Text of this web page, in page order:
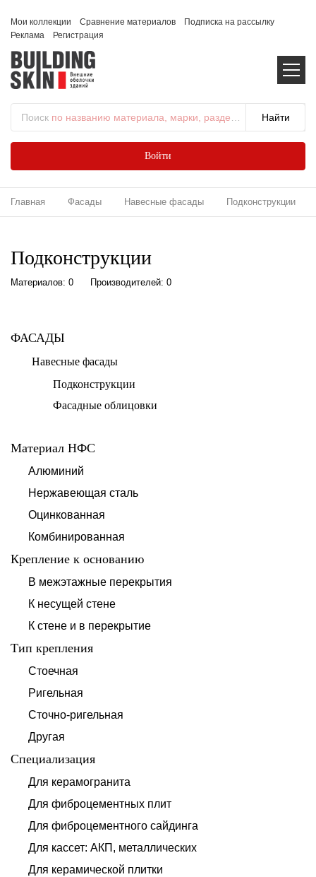
Мои коллекции Сравнение материалов
Подписка на рассылку
Реклама
Регистрация
Поиск по названию материала, марки, раздела...
Войти
Главная Фасады Навесные фасады Подконструкции
Подконструкции
Материалов: 0 Производителей: 0
ФАСАДЫ
Навесные фасады
Подконструкции
Фасадные облицовки
Материал НФС
Алюминий
Нержавеющая сталь
Оцинкованная
Комбинированная
Крепление к основанию
В межэтажные перекрытия
К несущей стене
К стене и в перекрытие
Тип крепления
Стоечная
Ригельная
Сточно-ригельная
Другая
Специализация
Для керамогранита
Для фиброцементных плит
Для фиброцементного сайдинга
Для кассет: АКП, металлических
Для керамической плитки